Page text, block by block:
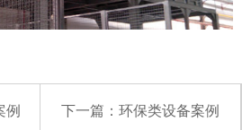
例 下一篇： 环保类设备案例